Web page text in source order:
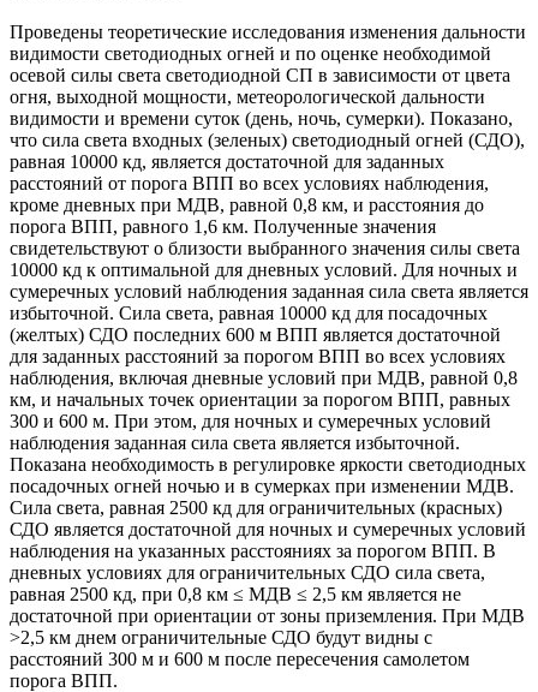
Проведены теоретические исследования изменения дальности
видимости светодиодных огней и по оценке необходимой
осевой силы света светодиодной СП в зависимости от цвета
огня, выходной мощности, метеорологической дальности
видимости и времени суток (день, ночь, сумерки). Показано,
что сила света входных (зеленых) светодиодный огней (СДО),
равная 10000 кд, является достаточной для заданных
расстояний от порога ВПП во всех условиях наблюдения,
кроме дневных при МДВ, равной 0,8 км, и расстояния до
порога ВПП, равного 1,6 км. Полученные значения
свидетельствуют о близости выбранного значения силы света
10000 кд к оптимальной для дневных условий. Для ночных и
сумеречных условий наблюдения заданная сила света является
избыточной. Сила света, равная 10000 кд для посадочных
(желтых) СДО последних 600 м ВПП является достаточной
для заданных расстояний за порогом ВПП во всех условиях
наблюдения, включая дневные условий при МДВ, равной 0,8
км, и начальных точек ориентации за порогом ВПП, равных
300 и 600 м. При этом, для ночных и сумеречных условий
наблюдения заданная сила света является избыточной.
Показана необходимость в регулировке яркости светодиодных
посадочных огней ночью и в сумерках при изменении МДВ.
Сила света, равная 2500 кд для ограничительных (красных)
СДО является достаточной для ночных и сумеречных условий
наблюдения на указанных расстояниях за порогом ВПП. В
дневных условиях для ограничительных СДО сила света,
равная 2500 кд, при 0,8 км ≤ МДВ ≤ 2,5 км является не
достаточной при ориентации от зоны приземления. При МДВ
>2,5 км днем ограничительные СДО будут видны с
расстояний 300 м и 600 м после пересечения самолетом
порога ВПП.